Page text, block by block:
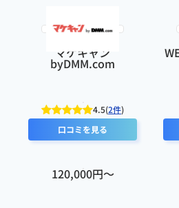
転職を目指すなら、これ以上の環境はありませ
略立案までカバーする実践的なカリキュラムが、
す。手厚い転職サポートと、一生の財産になる志
荷が高く感じました。進行スケジュールにもう少
もありました。全体として大きな不満はありませ
ると感じます。
る点も特徴です。自分で考える力を身につけたい
。
マケキャン
byDMM.com
4.5(2件)
口コミを見る
120,000円〜